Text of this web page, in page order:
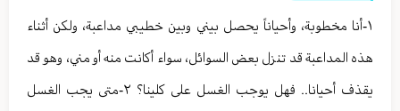
١-أنا مخطوبة، وأحياناً يحصل بيني وبين خطيبي مداعبة، ولكن أثناء
هذه المداعبة قد تنزل بعض السوائل، سواء أكانت منه أو مني، وهو قد
يقذف أحيانا.. فهل يوجب الغسل على كلينا؟ ٢-متى يجب الغسل